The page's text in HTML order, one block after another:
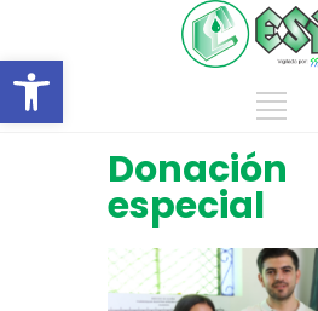
Abrir barra de
Donación
especial